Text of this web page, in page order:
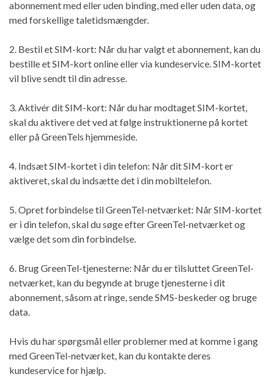
abonnement med eller uden binding, med eller uden data, og
med forskellige taletidsmængder.
2. Bestil et SIM-kort: Når du har valgt et abonnement, kan du
bestille et SIM-kort online eller via kundeservice. SIM-kortet
vil blive sendt til din adresse.
3. Aktivér dit SIM-kort: Når du har modtaget SIM-kortet,
skal du aktivere det ved at følge instruktionerne på kortet
eller på GreenTels hjemmeside.
4. Indsæt SIM-kortet i din telefon: Når dit SIM-kort er
aktiveret, skal du indsætte det i din mobiltelefon.
5. Opret forbindelse til GreenTel-netværket: Når SIM-kortet
er i din telefon, skal du søge efter GreenTel-netværket og
vælge det som din forbindelse.
6. Brug GreenTel-tjenesterne: Når du er tilsluttet GreenTel-
netværket, kan du begynde at bruge tjenesterne i dit
abonnement, såsom at ringe, sende SMS-beskeder og bruge
data.
Hvis du har spørgsmål eller problemer med at komme i gang
med GreenTel-netværket, kan du kontakte deres
kundeservice for hjælp.